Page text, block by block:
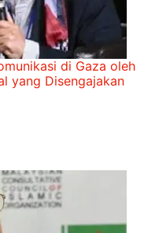
di Gaza oleh
yang Disengajakan